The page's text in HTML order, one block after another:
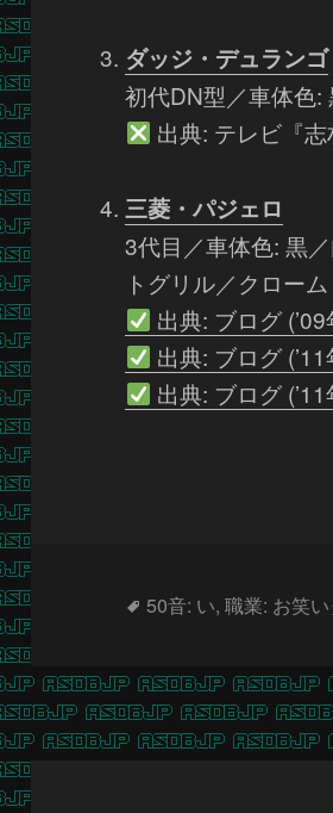
ダッジ・デュランゴ
初代DN型／車体色:
出典: テレビ『
三菱・パジェロ
3代目／車体色: 黒
トグリル／クロー
出典: ブログ
出典: ブログ
出典: ブログ
タ
50音: い,職業: お笑
投